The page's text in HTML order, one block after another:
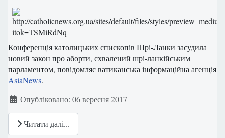
Конференція католицьких єпископів Шрі-Ланки засудила
новий закон про аборти, схвалений шрі-ланкійським
парламентом, повідомляє ватиканська інформаційна агенція
AsiaNews.
ДеталіОпубліковано: 06 вересня 2017
Читати далі...